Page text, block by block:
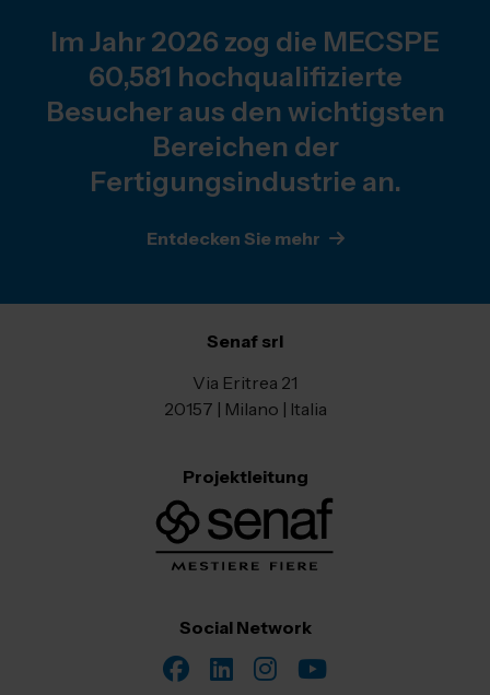
Im Jahr 2026 zog die MECSPE
60,581 hochqualifizierte
Besucher aus den wichtigsten
Bereichen der
Fertigungsindustrie an.
Entdecken Sie mehr
Senaf srl
Via Eritrea 21
20157 | Milano | Italia
Projektleitung
Social Network